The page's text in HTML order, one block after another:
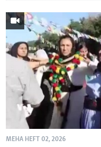
MEHA HEFT 02, 2026